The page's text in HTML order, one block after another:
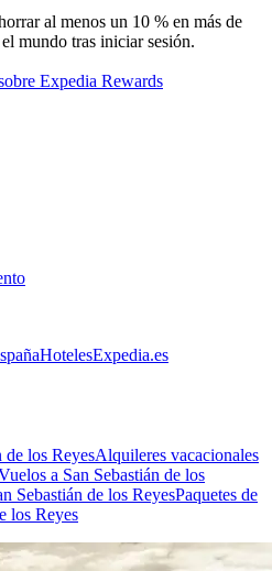
al menos un 10 % en más de
mundo tras iniciar sesión.
Expedia Rewards
HotelesExpedia.es
de los ReyesAlquileres vacacionales
a San Sebastián de los
Sebastián de los ReyesPaquetes de
los Reyes